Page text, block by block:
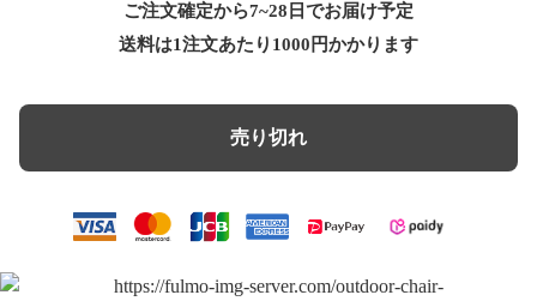
ご注文確定から7~28日でお届け予定
送料は1注文あたり 1000 円かかります
売り切れ